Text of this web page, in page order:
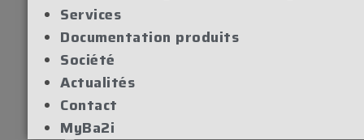
Services
Documentation produits
Société
Actualités
Contact
MyBa2i